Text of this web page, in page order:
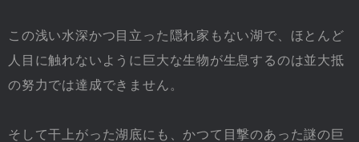
この浅い水深かつ目立った隠れ家もない湖で、ほとんど
人目に触れないように巨大な生物が生息するのは並大抵
の努力では達成できません。
そして干上がった湖底にも、かつて目撃のあった謎の巨